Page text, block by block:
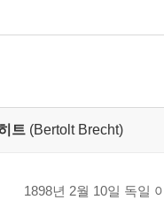
트 (Bertolt Brecht)
1898년 2월 10일 독일